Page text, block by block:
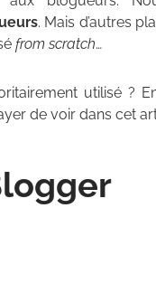
. Mais d’autres
from scratch…
utilisé ?
de voir dans cet